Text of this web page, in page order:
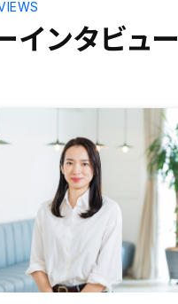
インタビュー